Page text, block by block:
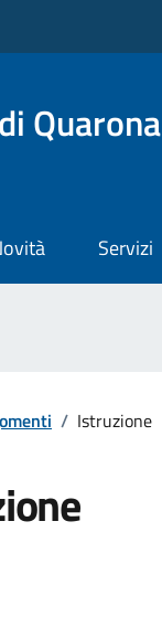
Quarona
Servizi
/ Istruzione